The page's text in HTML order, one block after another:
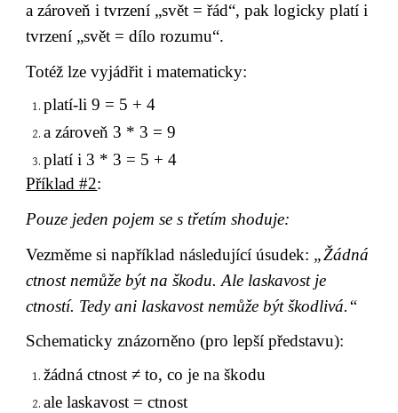
a zároveň i tvrzení „svět = řád“, pak logicky platí i
tvrzení „svět = dílo rozumu“.
Totéž lze vyjádřit i matematicky:
platí-li 9 = 5 + 4
a zároveň 3 * 3 = 9
platí i 3 * 3 = 5 + 4
Příklad #2:
Pouze jeden pojem se s třetím shoduje:
Vezměme si například následující úsudek: „Žádná
ctnost nemůže být na škodu. Ale laskavost je
ctností. Tedy ani laskavost nemůže být škodlivá.“
Schematicky znázorněno (pro lepší představu):
žádná ctnost ≠ to, co je na škodu
ale laskavost = ctnost